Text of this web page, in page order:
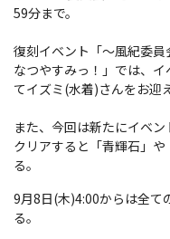
59分まで。
復刻イベント「～風紀委
なつやすみっ！」では、
てイズミ(水着)さんをお迎
また、今回は新たにイベン
クリアすると「青輝石」
る。
9月8日(木)4:00からは全て
る。